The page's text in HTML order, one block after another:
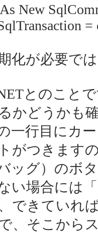
New
=
化が必要で
とのこと
かどうかも
一行目にカ
がつきます
ッグ）のボ
い場合には
できていれ
、そこから